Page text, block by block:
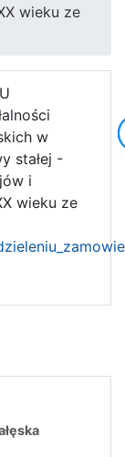
wieku ze
w
stałej -
i
wieku ze